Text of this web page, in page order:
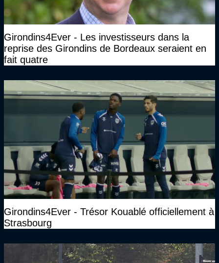
Girondins4Ever - Les investisseurs dans la
reprise des Girondins de Bordeaux seraient en
fait quatre
Girondins4Ever - Trésor Kouablé officiellement à
Strasbourg